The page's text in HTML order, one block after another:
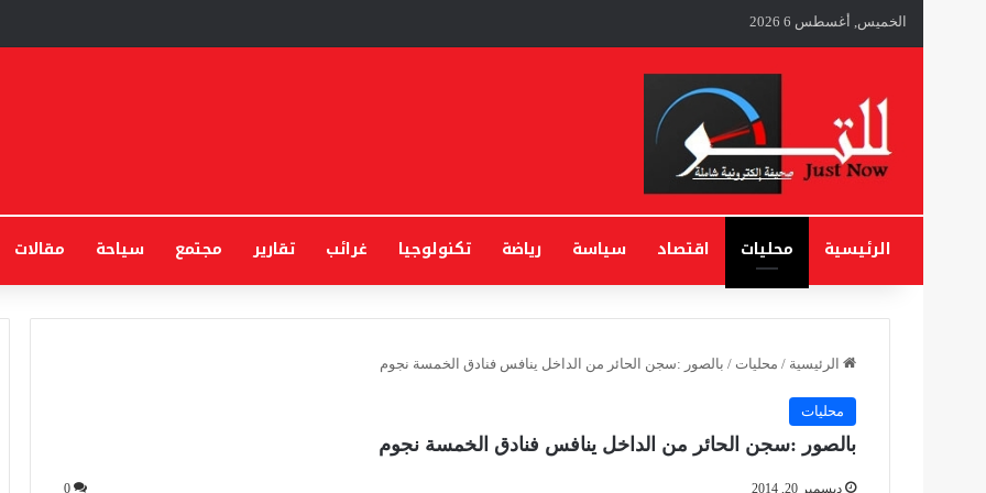
الخميس, أغسطس 6 2026
الرئيسية محليات اقتصاد سياسة رياضة تكنولوجيا غرائب تقارير مجتمع سياحة مقالات
الرئيسية / محليات / بالصور :سجن الحائر من الداخل ينافس فنادق الخمسة نجوم
محليات
بالصور :سجن الحائر من الداخل ينافس فنادق الخمسة نجوم
ديسمبر 20, 2014 0